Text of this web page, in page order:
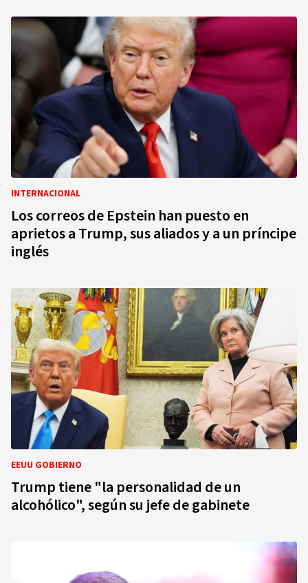
INTERNACIONAL
Los correos de Epstein han puesto en
aprietos a Trump, sus aliados y a un príncipe
inglés
EEUU GOBIERNO
Trump tiene "la personalidad de un
alcohólico", según su jefe de gabinete